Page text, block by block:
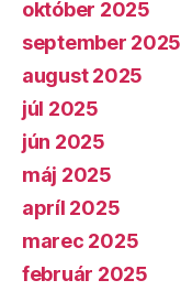
október 2025
september 2025
august 2025
júl 2025
jún 2025
máj 2025
apríl 2025
marec 2025
február 2025